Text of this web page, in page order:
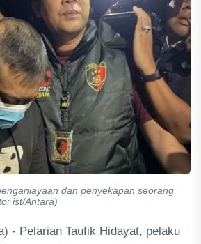
dan penyekapan seorang
ist/Antara)
- Pelarian Taufik Hidayat, pelaku